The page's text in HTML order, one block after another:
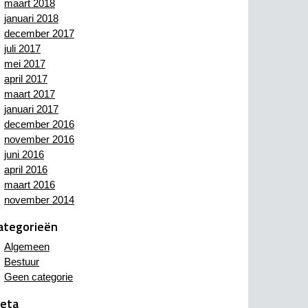
maart 2018
januari 2018
december 2017
juli 2017
mei 2017
april 2017
maart 2017
januari 2017
december 2016
november 2016
juni 2016
april 2016
maart 2016
november 2014
Algemeen
Bestuur
Geen categorie